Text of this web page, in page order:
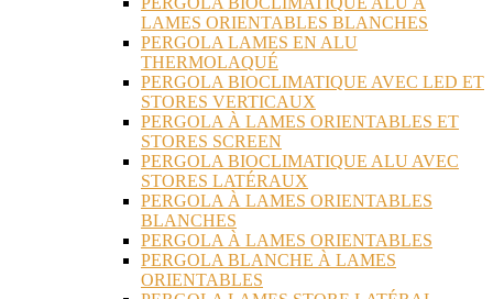
LAMES ORIENTABLES BLANCHES
PERGOLA LAMES EN ALU
THERMOLAQUÉ
PERGOLA BIOCLIMATIQUE AVEC LED ET
STORES VERTICAUX
PERGOLA À LAMES ORIENTABLES ET
STORES SCREEN
PERGOLA BIOCLIMATIQUE ALU AVEC
STORES LATÉRAUX
PERGOLA À LAMES ORIENTABLES
BLANCHES
PERGOLA À LAMES ORIENTABLES
PERGOLA BLANCHE À LAMES
ORIENTABLES